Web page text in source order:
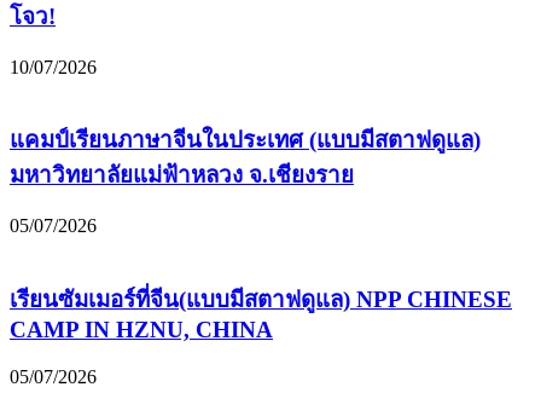
โจว!
10/07/2026
แคมป์เรียนภาษาจีนในประเทศ (แบบมีสตาฟดูแล)
มหาวิทยาลัยแม่ฟ้าหลวง จ.เชียงราย
05/07/2026
เรียนซัมเมอร์ที่จีน(แบบมีสตาฟดูแล) NPP CHINESE
CAMP IN HZNU, CHINA
05/07/2026